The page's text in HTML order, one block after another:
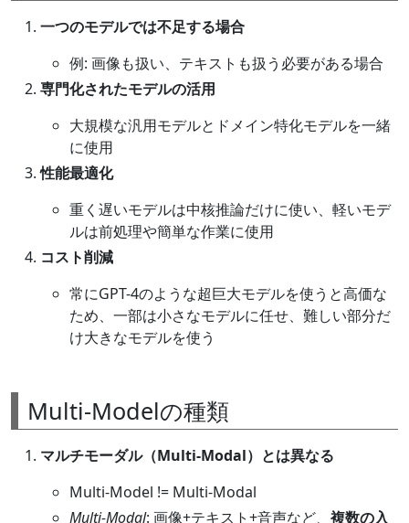
一つのモデルでは不足する場合
例: 画像も扱い、テキストも扱う必要がある場合
専門化されたモデルの活用
大規模な汎用モデルとドメイン特化モデルを一緒
に使用
性能最適化
重く遅いモデルは中核推論だけに使い、軽いモデ
ルは前処理や簡単な作業に使用
コスト削減
常にGPT-4のような超巨大モデルを使うと高価な
ため、一部は小さなモデルに任せ、難しい部分だ
け大きなモデルを使う
Multi-Modelの種類
マルチモーダル（Multi-Modal）とは異なる
Multi-Model != Multi-Modal
Multi-Modal: 画像+テキスト+音声など、 複数の入